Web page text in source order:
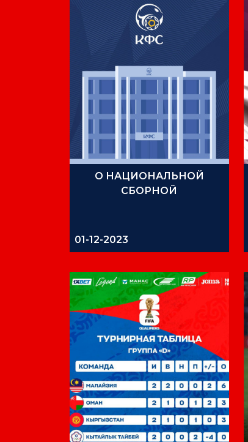
О НАЦИОНАЛЬНОЙ
СБОРНОЙ
01-12-2023